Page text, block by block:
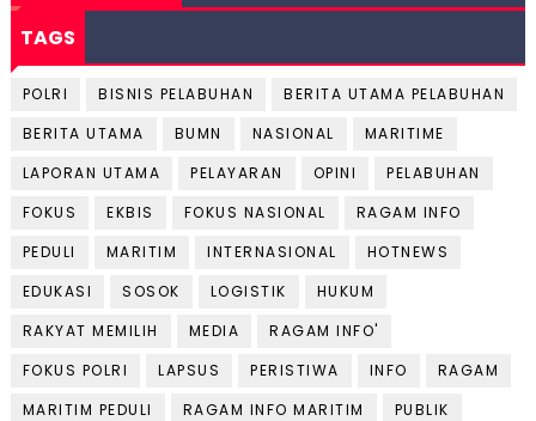
TAGS
POLRI BISNIS PELABUHAN
BERITA UTAMA PELABUHAN
BERITA UTAMA
BUMN NASIONAL
MARITIME
LAPORAN UTAMA
PELAYARAN OPINI
PELABUHAN
FOKUS
EKBIS FOKUS NASIONAL
RAGAM INFO
PEDULI
MARITIM INTERNASIONAL
HOTNEWS
EDUKASI
SOSOK LOGISTIK
HUKUM
RAKYAT MEMILIH
MEDIA
RAGAM INFO'
FOKUS POLRI
LAPSUS PERISTIWA INFO
RAGAM
MARITIM PEDULI
RAGAM INFO MARITIM
PUBLIK